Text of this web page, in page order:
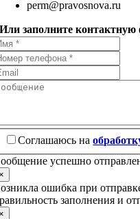
perm@pravosnova.ru
Или заполните
Соглашаюсь на
успешно
ошибка при
заполнения и